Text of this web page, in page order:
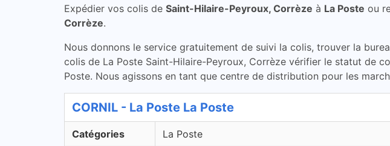
Expédier vos colis de Saint-Hilaire-Peyroux, Corrèze à La Poste ou
Corrèze.
Nous donnons le service gratuitement de suivi la colis, trouver la
colis de La Poste Saint-Hilaire-Peyroux, Corrèze vérifier le statut de
Poste. Nous agissons en tant que centre de distribution pour les
CORNIL - La Poste La Poste
Catégories La Poste